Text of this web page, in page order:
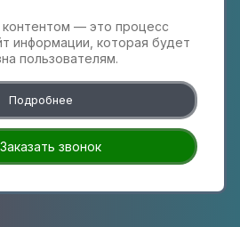
контентом — это процесс
информации, которая будет
пользователям.
Подробнее
Заказать звонок